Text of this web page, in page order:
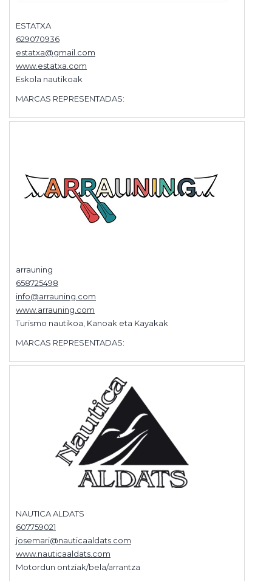
ESTATXA
629070936
estatxa@gmail.com
www.estatxa.com
Eskola nautikoak
MARCAS REPRESENTADAS:
arrauning
658725498
info@arrauning.com
www.arrauning.com
Turismo nautikoa, Kanoak eta Kayakak
MARCAS REPRESENTADAS:
NAUTICA ALDATS
607759021
josemari@nauticaaldats.com
www.nauticaaldats.com
Motordun ontziak/bela/arrantza